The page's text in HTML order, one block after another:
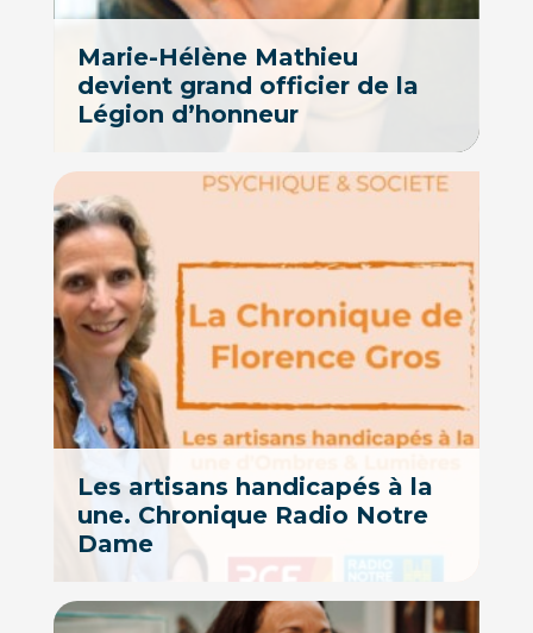
Marie-Hélène Mathieu
devient grand officier de la
Légion d’honneur
Les artisans handicapés à la
une. Chronique Radio Notre
Dame